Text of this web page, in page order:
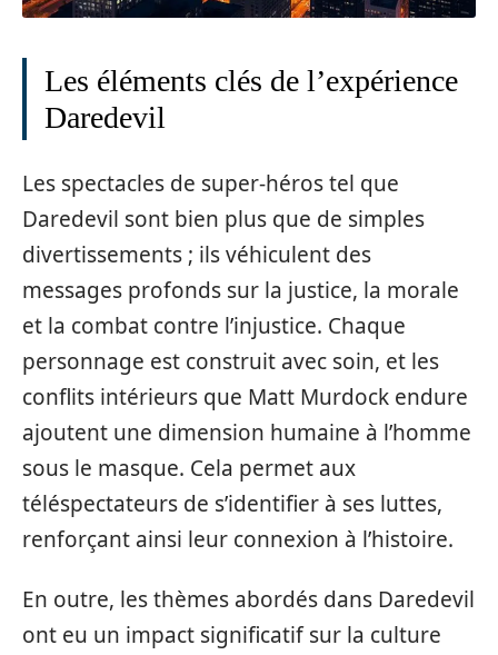
Les éléments clés de l’expérience
Daredevil
Les spectacles de super-héros tel que
Daredevil sont bien plus que de simples
divertissements ; ils véhiculent des
messages profonds sur la justice, la morale
et la combat contre l’injustice. Chaque
personnage est construit avec soin, et les
conflits intérieurs que Matt Murdock endure
ajoutent une dimension humaine à l’homme
sous le masque. Cela permet aux
téléspectateurs de s’identifier à ses luttes,
renforçant ainsi leur connexion à l’histoire.
En outre, les thèmes abordés dans Daredevil
ont eu un impact significatif sur la culture